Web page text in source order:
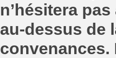
n’hésitera
au-dessus de
convenances.